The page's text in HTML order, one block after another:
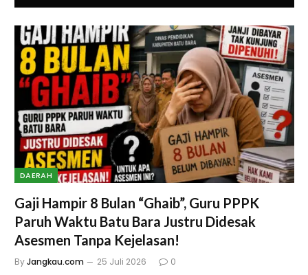
DAERAH
Gaji Hampir 8 Bulan “Ghaib”, Guru PPPK
Paruh Waktu Batu Bara Justru Didesak
Asesmen Tanpa Kejelasan!
ByJangkau.com 25 Juli 2026 0